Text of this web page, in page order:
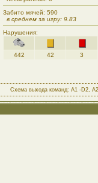
Забито мячей: 590
в среднем за игру: 9.83
Нарушения:
442 42 3
Схема выхода команд: А1 -D2,